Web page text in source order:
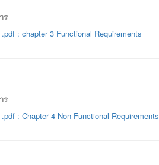
ร
: chapter 3 Functional Requirements
ร
: Chapter 4 Non-Functional Requirements